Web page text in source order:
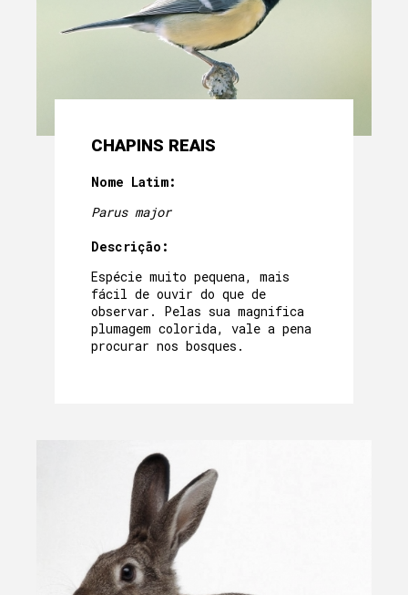
CHAPINS REAIS
Nome Latim:
Parus major
Descrição:
Espécie muito pequena, mais
fácil de ouvir do que de
observar. Pelas sua magnifica
plumagem colorida, vale a pena
procurar nos bosques.